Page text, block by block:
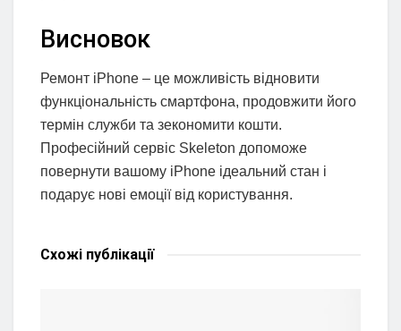
Висновок
Ремонт iPhone – це можливість відновити
функціональність смартфона, продовжити його
термін служби та зекономити кошти.
Професійний сервіс Skeleton допоможе
повернути вашому iPhone ідеальний стан і
подарує нові емоції від користування.
Схожі публікації